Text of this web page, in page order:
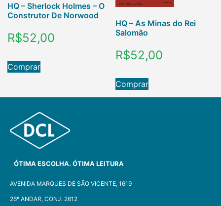
HQ – Sherlock Holmes – O
Construtor De Norwood
R$52,00
Comprar
HQ – As Minas do Rei
Salomão
R$52,00
Comprar
ÓTIMA ESCOLHA. ÓTIMA LEITURA
AVENIDA MARQUES DE SÃO VICENTE, 1619
26º ANDAR, CONJ. 2612